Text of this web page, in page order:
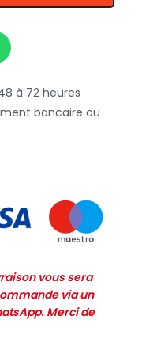
à 72 heures
bancaire ou
vous sera
via un
Merci de